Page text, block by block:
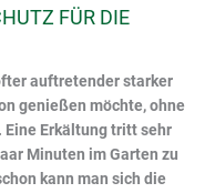
FÜR DIE
auftretender starker
genießen möchte, ohne
Eine Erkältung tritt sehr
Minuten im Garten zu
kann man sich die